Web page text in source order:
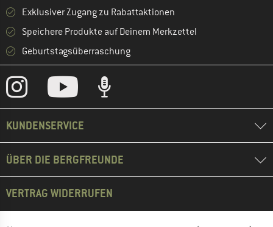
Exklusiver Zugang zu Rabattaktionen
Speichere Produkte auf Deinem Merkzettel
Geburtstagsüberraschung
KUNDENSERVICE
ÜBER DIE BERGFREUNDE
VERTRAG WIDERRUFEN